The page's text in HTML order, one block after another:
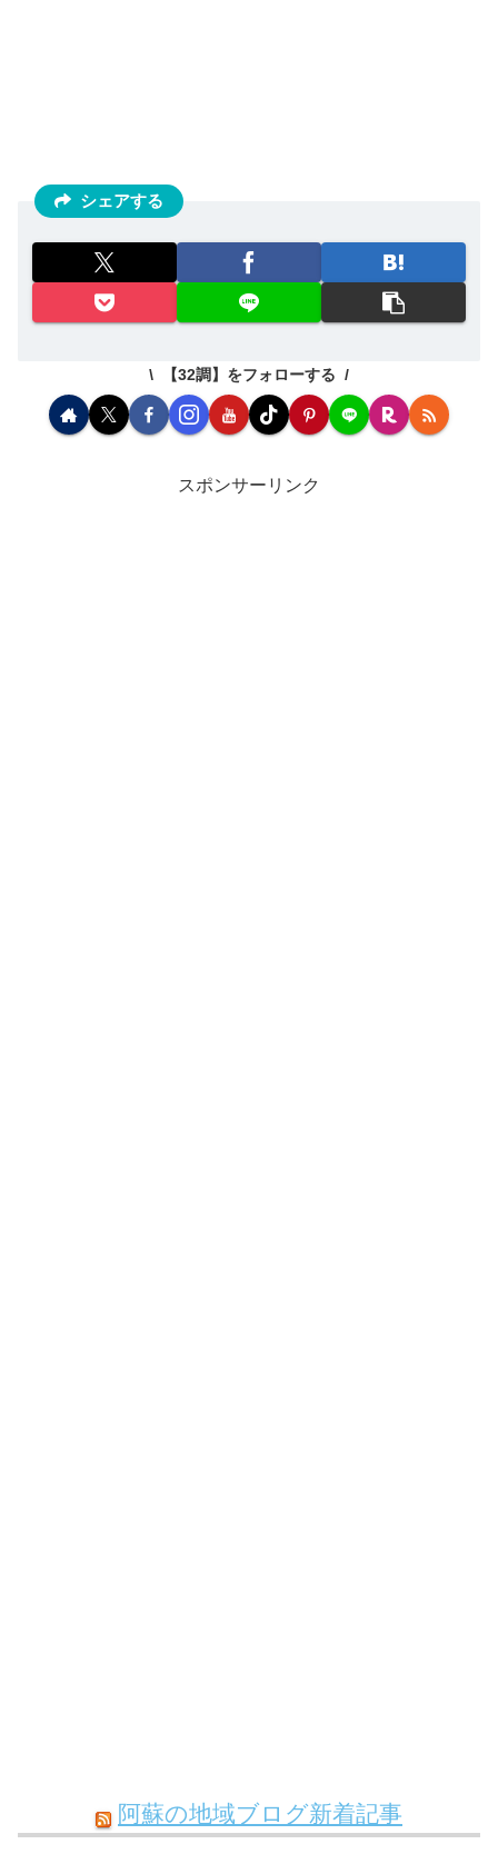
シェアする
【32調】をフォローする
スポンサーリンク
阿蘇の地域ブログ新着記事